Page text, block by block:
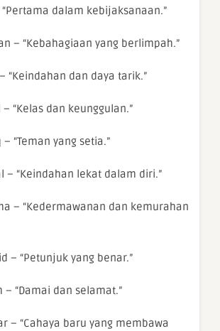
“Pertama dalam kebijaksanaan.”
– “Kebahagiaan yang berlimpah.”
“Keindahan dan daya tarik.”
“Kelas dan keunggulan.”
“Teman yang setia.”
– “Keindahan lekat dalam diri.”
– “Kedermawanan dan kemurahan
– “Petunjuk yang benar.”
– “Damai dan selamat.”
– “Cahaya baru yang membawa